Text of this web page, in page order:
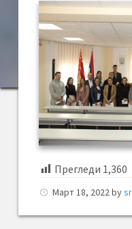
Прегледи 1,360
Март 18, 2022by